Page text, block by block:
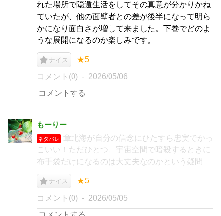
れた場所で隠遁生活をしてその真意が分かりかね
ていたが、他の面壁者との差が後半になって明ら
かになり面白さが増して来ました。下巻でどのよ
うな展開になるのか楽しみです。
ナイス ★5
コメント(0) 2026/05/06
もーりー
ネタバレ
章北海が自分の信念にひたすら忠実でかっ
こいい！ただひとつ、宇宙空間で暗殺するときに
布手袋だけになるのは大丈夫なのかという疑問
ナイス ★5
コメント(0) 2026/05/05